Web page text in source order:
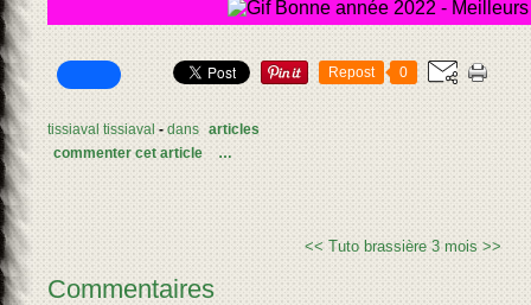
Repost 0
tissiaval tissiaval -dans articles
commenter cet article
…
<< Tuto brassière 3 mois >>
Commentaires